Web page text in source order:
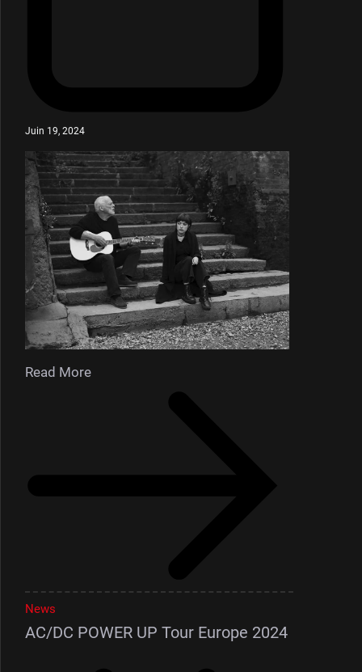
Juin 19, 2024
Read More
News
AC/DC POWER UP Tour Europe 2024